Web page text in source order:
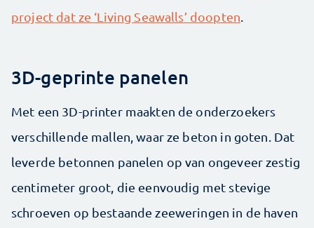
project dat ze ‘Living Seawalls’ doopten.
3D-geprinte panelen
Met een 3D-printer maakten de onderzoekers
verschillende mallen, waar ze beton in goten. Dat
leverde betonnen panelen op van ongeveer zestig
centimeter groot, die eenvoudig met stevige
schroeven op bestaande zeeweringen in de haven